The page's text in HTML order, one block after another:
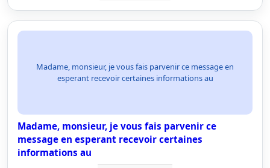
Madame, monsieur, je vous fais parvenir ce message en
esperant recevoir certaines informations au
Madame, monsieur, je vous fais parvenir ce
message en esperant recevoir certaines
informations au